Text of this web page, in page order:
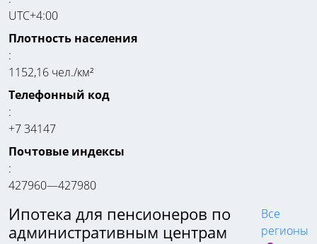
UTC+4:00
Плотность населения
:
1152,16 чел./км²
Телефонный код
:
+7 34147
Почтовые индексы
:
427960—427980
Ипотека для пенсионеров по
административным центрам
Все
регионы